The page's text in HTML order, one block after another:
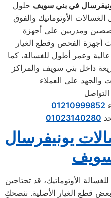
في بني سويف حلول
الأوتوماتيك والفوق
ومدربين على أجهزة
أجهزة الفحص وقطع الغيار
وعمر أطول للغسالة، كما
داخل بني سويف والمراكز
التواصل
01210999852
01023140280
يونيفرسال
الأوتوماتيك، قد تحتاجين
قطع الغيار الأصلية. ننصحكِ